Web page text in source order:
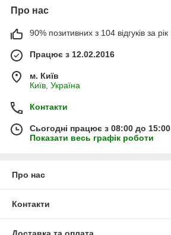
Про нас
90% позитивних з 104 відгуків за рік
Працює з 12.02.2016
м. Київ
Київ, Україна
Контакти
Сьогодні працює з 08:00 до 15:00
Показати весь графік роботи
Про нас
Контакти